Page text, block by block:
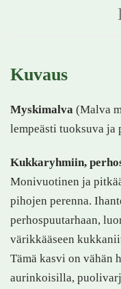
Kuvaus
Myskimalva (Malva
lempeästi tuoksuva ja
Kukkaryhmiin,
Monivuotinen ja
pihojen perenna.
perhospuutarhaan,
värikkääseen
Tämä kasvi on vähän
aurinkoisilla,